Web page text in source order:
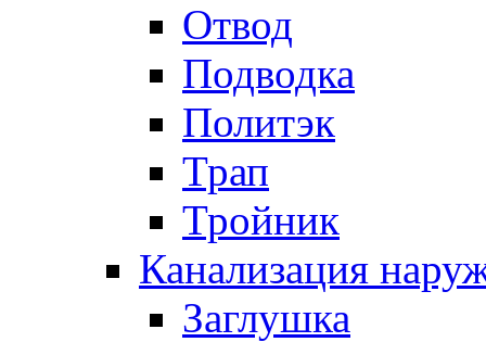
Отвод
Подводка
Политэк
Трап
Тройник
Канализация
Заглушка